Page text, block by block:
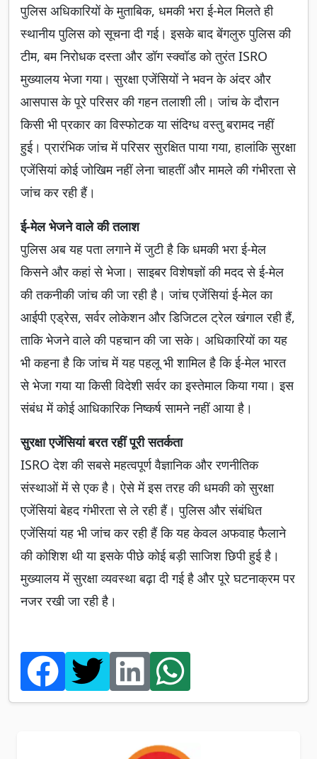
पुलिस अधिकारियों के मुताबिक, धमकी भरा ई-मेल मिलते ही
स्थानीय पुलिस को सूचना दी गई। इसके बाद बेंगलुरु पुलिस की
टीम, बम निरोधक दस्ता और डॉग स्क्वॉड को तुरंत ISRO
मुख्यालय भेजा गया। सुरक्षा एजेंसियों ने भवन के अंदर और
आसपास के पूरे परिसर की गहन तलाशी ली। जांच के दौरान
किसी भी प्रकार का विस्फोटक या संदिग्ध वस्तु बरामद नहीं
हुई। प्रारंभिक जांच में परिसर सुरक्षित पाया गया, हालांकि सुरक्षा
एजेंसियां कोई जोखिम नहीं लेना चाहतीं और मामले की गंभीरता से
जांच कर रही हैं।
ई-मेल भेजने वाले की तलाश
पुलिस अब यह पता लगाने में जुटी है कि धमकी भरा ई-मेल
किसने और कहां से भेजा। साइबर विशेषज्ञों की मदद से ई-मेल
की तकनीकी जांच की जा रही है। जांच एजेंसियां ई-मेल का
आईपी एड्रेस, सर्वर लोकेशन और डिजिटल ट्रेल खंगाल रही हैं,
ताकि भेजने वाले की पहचान की जा सके। अधिकारियों का यह
भी कहना है कि जांच में यह पहलू भी शामिल है कि ई-मेल भारत
से भेजा गया या किसी विदेशी सर्वर का इस्तेमाल किया गया। इस
संबंध में कोई आधिकारिक निष्कर्ष सामने नहीं आया है।
सुरक्षा एजेंसियां बरत रहीं पूरी सतर्कता
ISRO देश की सबसे महत्वपूर्ण वैज्ञानिक और रणनीतिक
संस्थाओं में से एक है। ऐसे में इस तरह की धमकी को सुरक्षा
एजेंसियां बेहद गंभीरता से ले रही हैं। पुलिस और संबंधित
एजेंसियां यह भी जांच कर रही हैं कि यह केवल अफवाह फैलाने
की कोशिश थी या इसके पीछे कोई बड़ी साजिश छिपी हुई है।
मुख्यालय में सुरक्षा व्यवस्था बढ़ा दी गई है और पूरे घटनाक्रम पर
नजर रखी जा रही है।